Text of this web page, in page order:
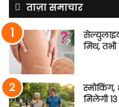
ताज़ा समाचार
मिथ,
स्मोकिंग,
मिलेगी